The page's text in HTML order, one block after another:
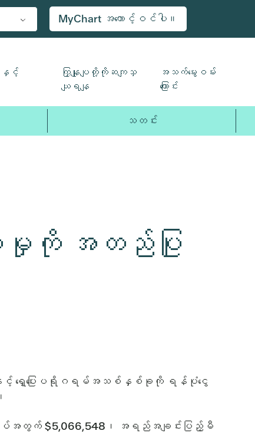
MyChart အကောင့်ဝင်ပါ။
နှင့်
ကြှနျုပျတို့ကိုဆကျသှ
ယျရနျ
အသက်မွေးဝမ်း
ကြောင်း
သတင်း
ျဲ့မှုကို အတည်ပြု
ရန်နှင့် ရှေ့ပြေးပရိုဂရမ်အသစ်နှစ်ခုကို ရန်ပုံငွေ
ထုပ်အတွက် $5,066,548၊ အရည်အချင်းပြည့်မီ